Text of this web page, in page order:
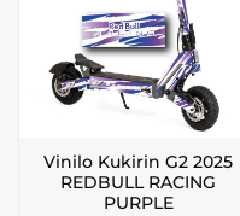
opciones
se
pueden
elegir
página
de
Vinilo Kukirin G2 2025
REDBULL RACING
PURPLE